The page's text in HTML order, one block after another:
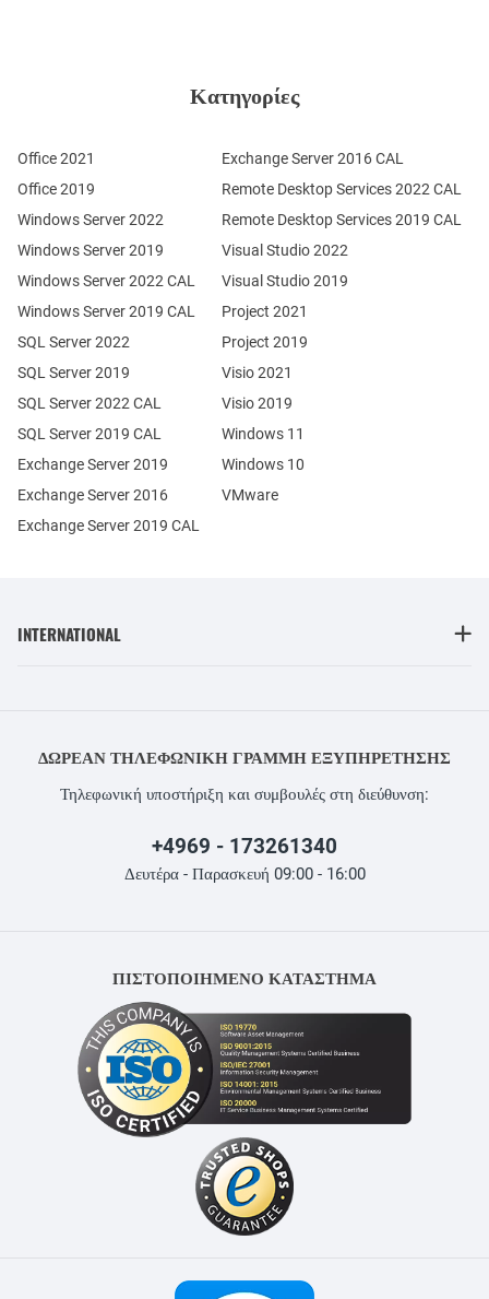
Κατηγορίες
Office 2021
Office 2019
Windows Server 2022
Windows Server 2019
Exchange Server 2019
Exchange Server 2016
SQL Server 2022
SQL Server 2019
Windows Server 2022 CAL
Windows Server 2019 CAL
SQL Server 2022 CAL
SQL Server 2019 CAL
Remote Desktop Services 2022 CAL
Remote Desktop Services 2019 CAL
Exchange Server 2019 CAL
Exchange Server 2016 CAL
Visual Studio 2022
Visual Studio 2019
Project 2021
Project 2019
Visio 2021
Visio 2019
Windows 11
Windows 10
VMware
INTERNATIONAL
ΔΩΡΕΆΝ ΤΗΛΕΦΩΝΙΚΉ ΓΡΑΜΜΉ ΕΞΥΠΗΡΈΤΗΣΗΣ
Τηλεφωνική υποστήριξη και συμβουλές στη διεύθυνση:
+4969 - 173261340
Δευτέρα - Παρασκευή 09:00 - 16:00
ΠΙΣΤΟΠΟΙΗΜΕΝΟ ΚΑΤΑΣΤΗΜΑ